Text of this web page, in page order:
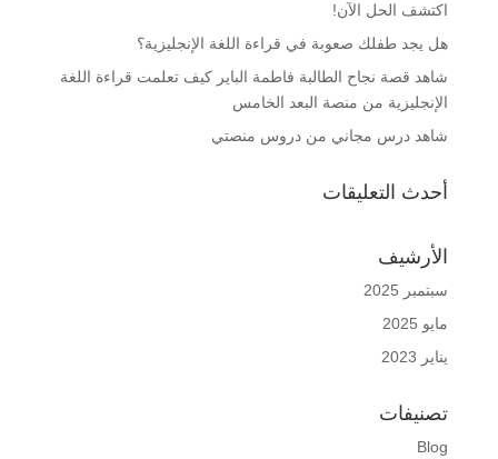
اكتشف الحل الآن!
هل يجد طفلك صعوبة في قراءة اللغة الإنجليزية؟
شاهد قصة نجاح الطالبة فاطمة الباير كيف تعلمت قراءة اللغة
الإنجليزية من منصة البعد الخامس
شاهد درس مجاني من دروس منصتي
أحدث التعليقات
الأرشيف
سبتمبر 2025
مايو 2025
يناير 2023
تصنيفات
Blog